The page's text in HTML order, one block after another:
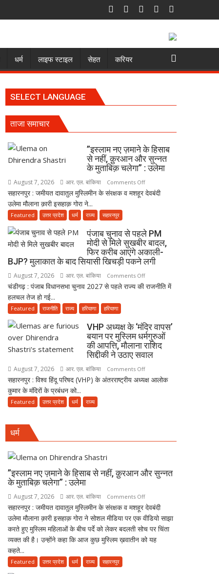
धर्म लाइफ स्टाइल सेहत करियर
SELECT LANGUAGE
ताजा समाचार
”इस्लाम नए ज़माने के हिसाब
से नहीं, क़ुरआन और सुन्नत
के मुताबिक़ चलेगा” : उलेमा
August 7, 2026 आर. एल. बांकिया Comments Offon
”इस्लाम
हिसाब
से
नहीं,
सुन्नत
चलेगा”
:
उलेमा
सहारनपुर : जमीयत दावातुल मुस्लिमीन के संरक्षक व मशहूर देवबंदी
उलेमा मौलाना क़ारी इसहाक़ गोरा ने...
Featured उत्तर प्रदेश धर्म राज्य सहारनपुर
पंजाब चुनाव से पहले PM
मोदी से मिले सुखबीर बादल,
फिर करीब आएंगे अकाली-
BJP? मुलाकात के बाद सियासी खिचड़ी पकने लगी
August 7, 2026 आर. एल. बांकिया Comments Offon
पंजाब
PM
मोदी
से
बादल,
बाद
सियासी
लगी
चंडीगढ़ : पंजाब विधानसभा चुनाव 2027 से पहले राज्य की राजनीति में
हलचल तेज हो गई...
Featured राजनीति राज्य हरियाणा हरियाणा
VHP अध्यक्ष के ‘मंदिर वापस’
बयान पर मुस्लिम धर्मगुरुओं
की आपत्ति, मौलाना राशिद
सिद्दीकी ने उठाए सवाल
August 7, 2026 आर. एल. बांकिया Comments Offon
VHP
पर
की
मौलाना
राशिद
सिद्दीकी
ने
उठाए
सहारनपुर : विश्व हिंदू परिषद (VHP) के अंतरराष्ट्रीय अध्यक्ष आलोक
कुमार के मंदिरों के प्रबंधन को...
Featured उत्तर प्रदेश धर्म राज्य
धर्म
”इस्लाम नए ज़माने के हिसाब से नहीं, क़ुरआन और सुन्नत
के मुताबिक़ चलेगा” : उलेमा
August 7, 2026 आर. एल. बांकिया Comments Offon
”इस्लाम
नए
ज़माने
के
सहारनपुर : जमीयत दावातुल मुस्लिमीन के संरक्षक व मशहूर देवबंदी
उलेमा मौलाना क़ारी इसहाक़ गोरा ने सोशल मीडिया पर एक वीडियो साझा
करते हुए मुस्लिम महिलाओं के बीच पर्दे को लेकर बदलती सोच पर चिंता
व्यक्त की है। उन्होंने कहा कि आज कुछ मुस्लिम ख़वातीन को यह
कहते...
Featured उत्तर प्रदेश धर्म राज्य सहारनपुर